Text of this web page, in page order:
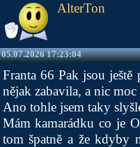
AlterTon
05.07.2026 17:23:04
Franta 66 Pak jsou
nějak zabavila, a nic
Ano tohle jsem taky
Mám kamarádku co je
tom špatně a že kdyby